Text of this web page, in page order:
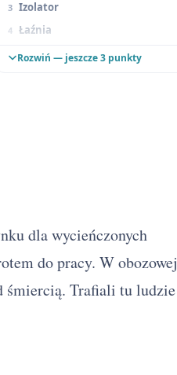
Izolator
Łaźnia
Barak „Kawecze”
Rozwiń — jeszcze 3 punkty
dla wycieńczonych
do pracy. W obozowej
śmiercią. Trafiali tu ludzie